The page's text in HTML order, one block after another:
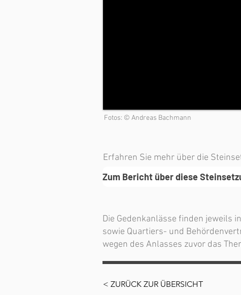
Fotos: © Andreas Bachmann
Erfahren Sie mehr über die
Zum Bericht über diese
Die Gedenkanlässe finden jeweils
sowie Quartiers- und
wegen des Anlasses zuvor das
< ZURÜCK ZUR ÜBERSICHT